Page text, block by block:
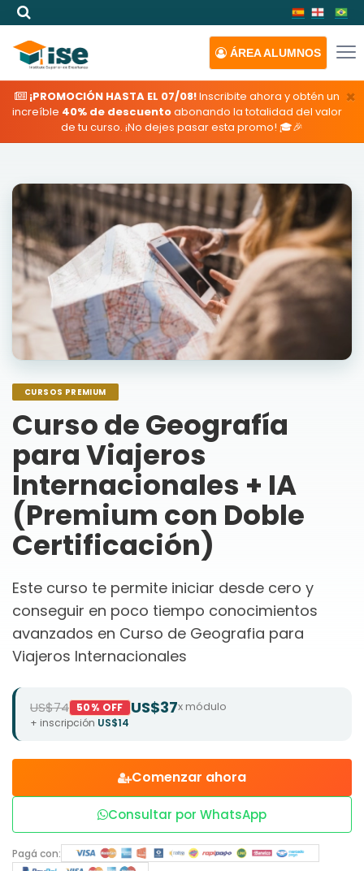
ÁREAALUMNOS
×
¡PROMOCIÓN HASTA EL 07/08!Inscribite ahora y obtén un
increíble 40% de descuentoabonando la totalidad del valor
de tu curso. ¡No dejes pasar esta promo! 🎓🎉
CURSOS PREMIUM
Curso de Geografía
para Viajeros
Internacionales + IA
(Premium con Doble
Certificación)
Este curso te permite iniciar desde cero y
conseguir en poco tiempo conocimientos
avanzados en Curso de Geografia para
Viajeros Internacionales
US$74 50% OFF US$37x módulo
+ inscripción US$14
Comenzar ahora
Consultar por WhatsApp
Pagá con: